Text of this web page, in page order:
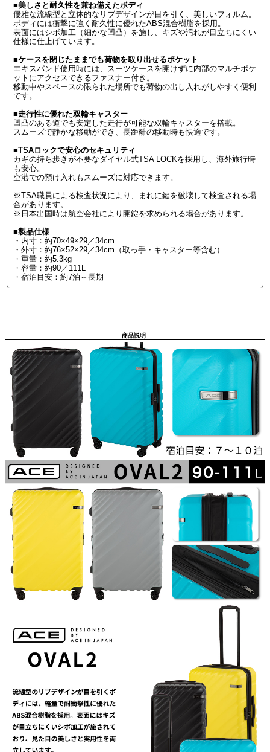
■美しさと耐久性を兼ね備えたボディ
優雅な流線型と立体的なリブデザインが目を引く、美しいフォルム。
ボディには衝撃に強く耐久性に優れたABS混合樹脂を採用。
表面にはシボ加工（細かな凹凸）を施し、キズや汚れが目立ちにくい
仕様に仕上げています。
■ケースを閉じたままでも荷物を取り出せるポケット
エキスパンド使用時には、スーツケースを開けずに内部のマルチポケ
ットにアクセスできるファスナー付き。
移動中やスペースの限られた場所でも荷物の出し入れがしやすく便利
です。
■走行性に優れた双輪キャスター
凹凸のある道でも安定した走行が可能な双輪キャスターを搭載。
スムーズで静かな移動ができ、長距離の移動時も快適です。
■TSAロックで安心のセキュリティ
カギの持ち歩きが不要なダイヤル式TSA LOCKを採用し、海外旅行時
も安心。
空港での預け入れもスムーズに対応できます。
※TSA職員による検査状況により、まれに鍵を破壊して検査される場
合があります。
※日本出国時は航空会社により開錠を求められる場合があります。
■製品仕様
・内寸：約70×49×29／34cm
・外寸：約76×52×29／34cm（取っ手・キャスター等含む）
・重量：約5.3kg
・容量：約90／111L
・宿泊目安：約7泊～長期
商品説明